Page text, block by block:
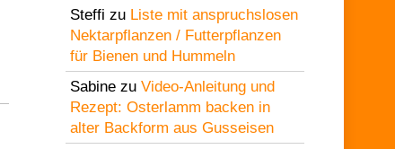
Steffi zu Liste mit anspruchslosen
Nektarpflanzen / Futterpflanzen
für Bienen und Hummeln
Sabinezu Video-Anleitung und
Rezept: Osterlamm backen in
alter Backform aus Gusseisen